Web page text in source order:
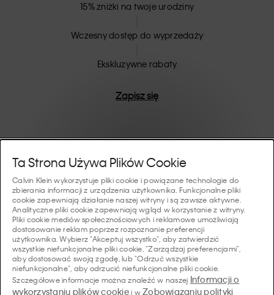
15% zniżki na twoje urodziny
Wczesny dostęp do wyprzedaży
Ekskluzywne rabaty
Zapisz się
Pomoc I Wsparcie
FAQ
Status zamówienia
Zamówienia i Dostawa
Zwroty i Zwroty Pieniędzy
Kolekcje
#MYCALVINS
Calvin Klein Collection
Calvin Klein Underwear
Wskazówki I Poradniki
Przewodnik po bieliźnie damskiej
Przewodnik po bieliźnie męskiej
O Nas
Ta Strona Używa Plików Cookie
Calvin Klein wykorzystuje pliki cookie i powiązane technologie do
zbierania informacji z urządzenia użytkownika. Funkcjonalne pliki
cookie zapewniają działanie naszej witryny i są zawsze aktywne.
Analityczne pliki cookie zapewniają wgląd w korzystanie z witryny.
Pliki cookie mediów społecznościowych i reklamowe umożliwiają
dostosowanie reklam poprzez rozpoznanie preferencji
użytkownika. Wybierz "Akceptuj wszystko", aby zatwierdzić
wszystkie niefunkcjonalne pliki cookie, "Zarządzaj preferencjami",
aby dostosować swoją zgodę, lub "Odrzuć wszystkie
niefunkcjonalne", aby odrzucić niefunkcjonalne pliki cookie.
Szczegółowe informacje można znaleźć w naszej Informacji o
wykorzystaniu plików cookiei wZobowiązaniu polityki